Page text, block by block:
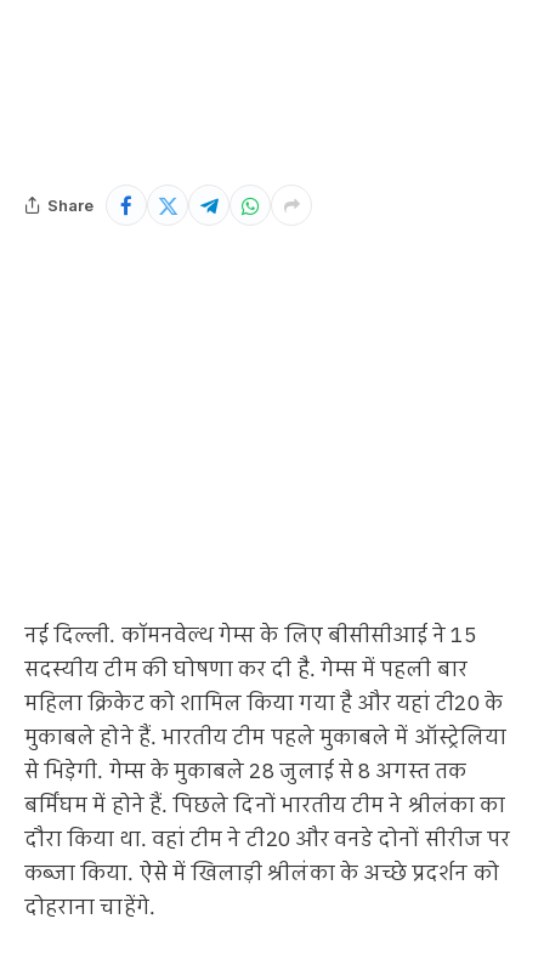
Share
नई दिल्ली. कॉमनवेल्थ गेम्स के लिए बीसीसीआई ने 15
सदस्यीय टीम की घोषणा कर दी है. गेम्स में पहली बार
महिला क्रिकेट को शामिल किया गया है और यहां टी20 के
मुकाबले होने हैं. भारतीय टीम पहले मुकाबले में ऑस्ट्रेलिया
से भिड़ेगी. गेम्स के मुकाबले 28 जुलाई से 8 अगस्त तक
बर्मिंघम में होने हैं. पिछले दिनों भारतीय टीम ने श्रीलंका का
दौरा किया था. वहां टीम ने टी20 और वनडे दोनों सीरीज पर
कब्जा किया. ऐसे में खिलाड़ी श्रीलंका के अच्छे प्रदर्शन को
दोहराना चाहेंगे.